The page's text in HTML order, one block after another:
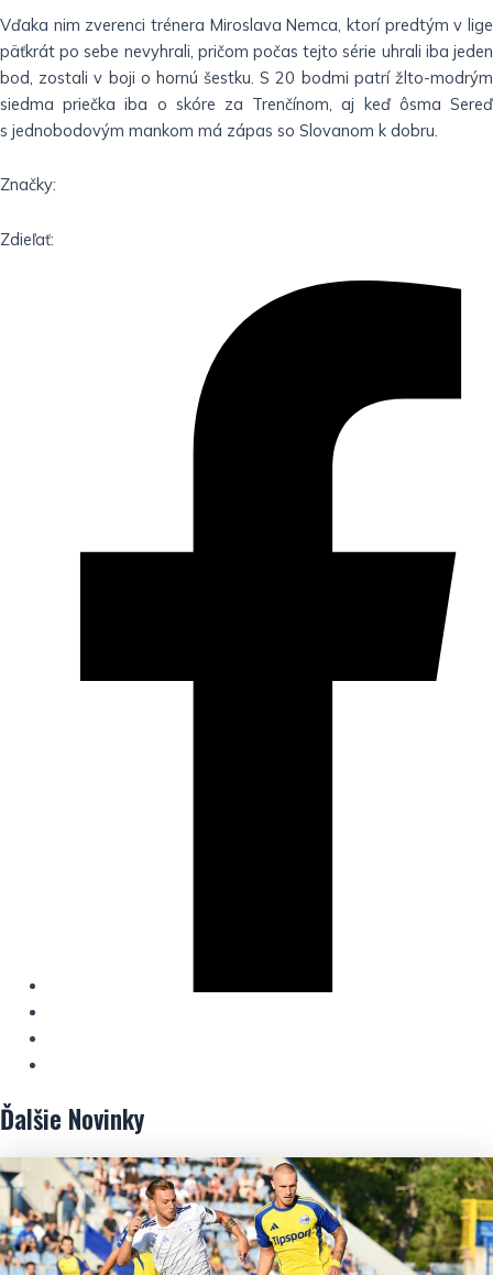
Vďaka nim zverenci trénera Miroslava Nemca, ktorí predtým v lige
päťkrát po sebe nevyhrali, pričom počas tejto série uhrali iba jeden
bod, zostali v boji o hornú šestku. S 20 bodmi patrí žlto-modrým
siedma priečka iba o skóre za Trenčínom, aj keď ôsma Sereď
s jednobodovým mankom má zápas so Slovanom k dobru.
Značky:
Zdieľať:
Ďalšie Novinky